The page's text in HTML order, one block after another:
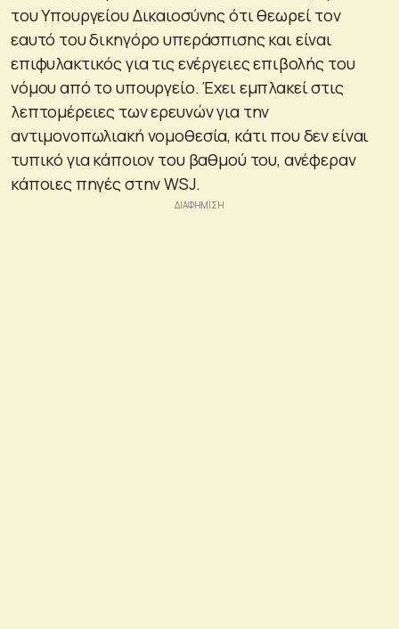
του Υπουργείου Δικαιοσύνης ότι θεωρεί τον
εαυτό του δικηγόρο υπεράσπισης και είναι
επιφυλακτικός για τις ενέργειες επιβολής του
νόμου από το υπουργείο. Έχει εμπλακεί στις
λεπτομέρειες των ερευνών για την
αντιμονοπωλιακή νομοθεσία, κάτι που δεν είναι
τυπικό για κάποιον του βαθμού του, ανέφεραν
κάποιες πηγές στην WSJ.